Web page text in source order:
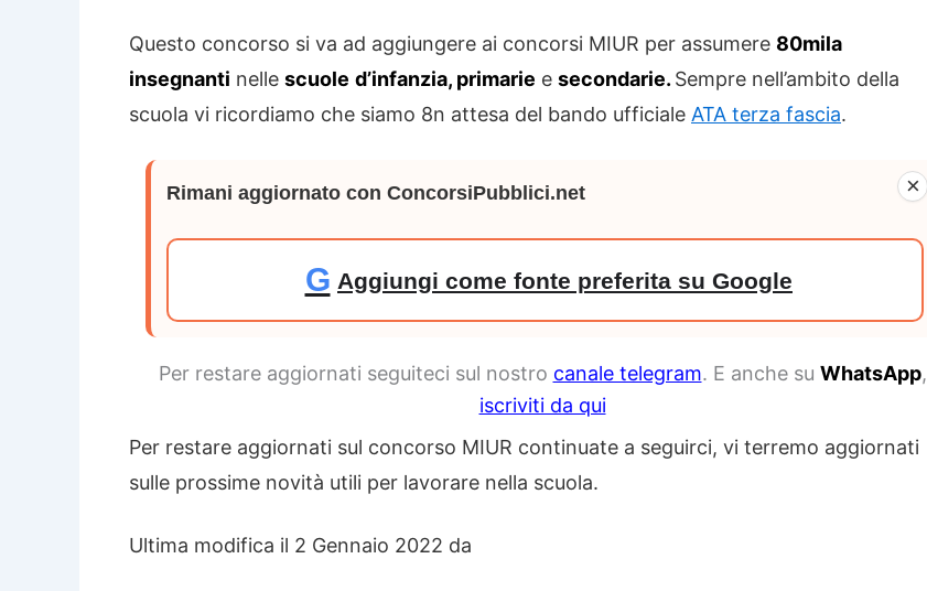
Questo concorso si va ad aggiungere ai concorsi MIUR per assumere 80mila
insegnanti nelle scuole d’infanzia, primarie e secondarie. Sempre nell’ambito della
scuola vi ricordiamo che siamo 8n attesa del bando ufficiale ATA terza fascia.
×
Rimani aggiornato con ConcorsiPubblici.net
G Aggiungi come fonte preferita su Google
Per restare aggiornati seguiteci sul nostro canale telegram. E anche su WhatsApp,
iscriviti da qui
Per restare aggiornati sul concorso MIUR continuate a seguirci, vi terremo aggiornati
sulle prossime novità utili per lavorare nella scuola.
Ultima modifica il 2 Gennaio 2022 da